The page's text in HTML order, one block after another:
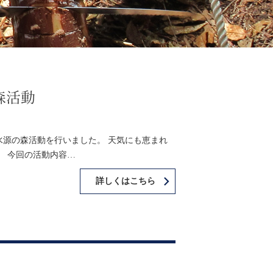
活動
源の森活動を行いました。 天気にも恵まれ
今回の活動内容…
詳しくはこちら